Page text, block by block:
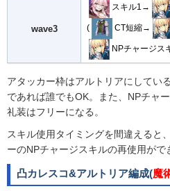
wave3
スキル1→
( CT短縮→
NPチャージス
アタッカー枠はアルトリアにしてい
であれば誰でもOK。また、NPチャ
礼装はフリーになる。
スキル使用タイミングを間違えると
ーのNPチャージスキルの再使用がで
凸カレスコ&アルトリア編成(魔